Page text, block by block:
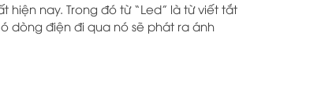
nay. Trong đó từ “Led” là từ viết tắt
dòng điện đi qua nó sẽ phát ra ánh